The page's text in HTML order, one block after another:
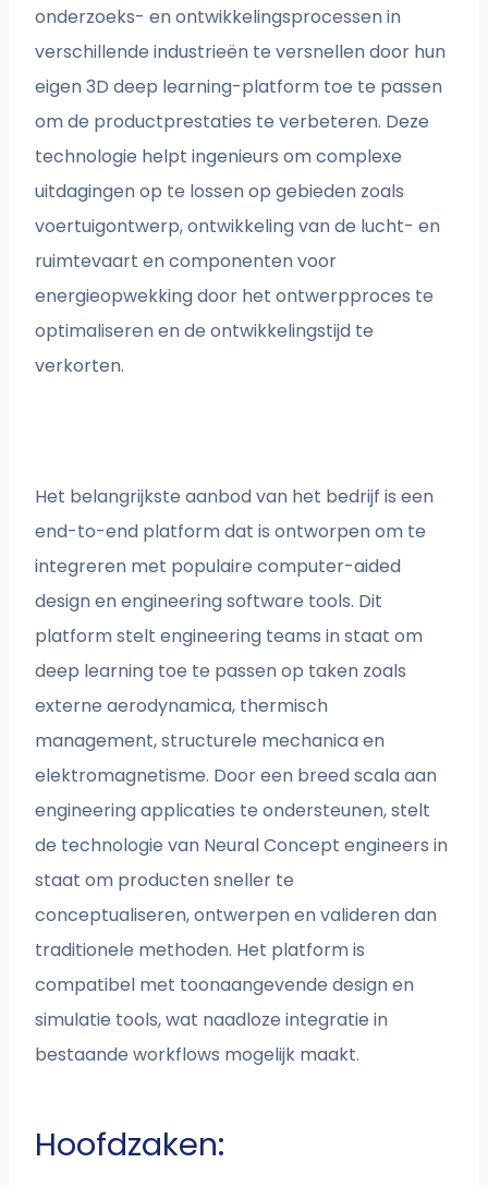
onderzoeks- en ontwikkelingsprocessen in
verschillende industrieën te versnellen door hun
eigen 3D deep learning-platform toe te passen
om de productprestaties te verbeteren. Deze
technologie helpt ingenieurs om complexe
uitdagingen op te lossen op gebieden zoals
voertuigontwerp, ontwikkeling van de lucht- en
ruimtevaart en componenten voor
energieopwekking door het ontwerpproces te
optimaliseren en de ontwikkelingstijd te
verkorten.
Het belangrijkste aanbod van het bedrijf is een
end-to-end platform dat is ontworpen om te
integreren met populaire computer-aided
design en engineering software tools. Dit
platform stelt engineering teams in staat om
deep learning toe te passen op taken zoals
externe aerodynamica, thermisch
management, structurele mechanica en
elektromagnetisme. Door een breed scala aan
engineering applicaties te ondersteunen, stelt
de technologie van Neural Concept engineers in
staat om producten sneller te
conceptualiseren, ontwerpen en valideren dan
traditionele methoden. Het platform is
compatibel met toonaangevende design en
simulatie tools, wat naadloze integratie in
bestaande workflows mogelijk maakt.
Hoofdzaken: